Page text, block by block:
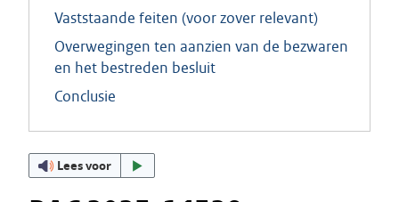
Vaststaande feiten (voor zover relevant)
Overwegingen ten aanzien van de bezwaren
en het bestreden besluit
Conclusie
Lees voor